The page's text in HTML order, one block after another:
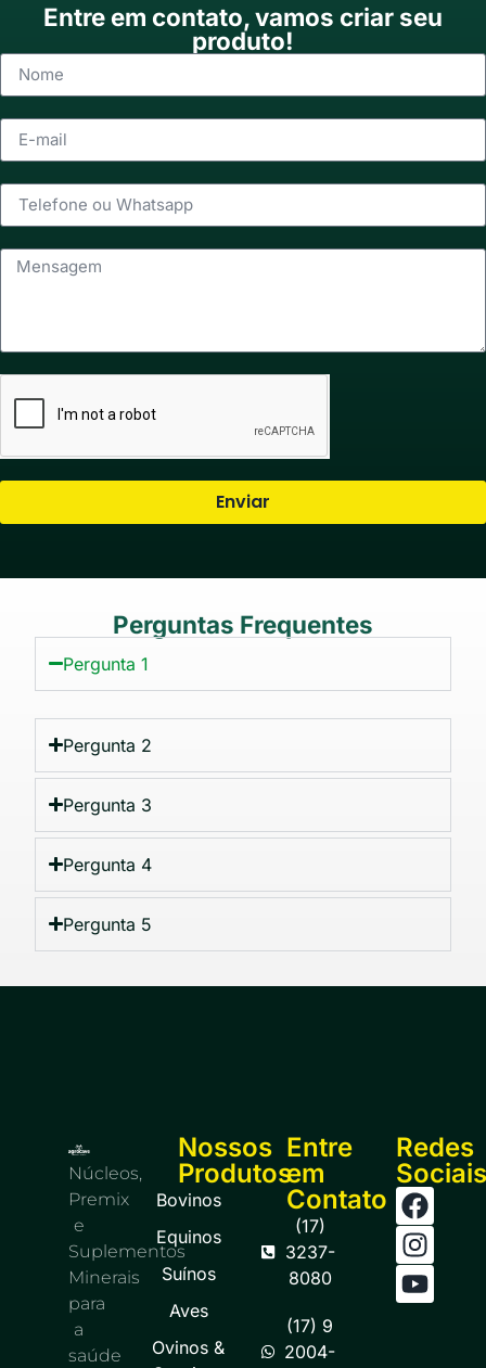
Entre em contato, vamos criar seu
produto!
Enviar
Perguntas Frequentes
Pergunta 1
Pergunta 2
Pergunta 3
Pergunta 4
Pergunta 5
Núcleos,
Premix
e
Suplementos
Minerais
para
a
saúde
Nossos
Produtos
Bovinos
Equinos
Suínos
Aves
Ovinos &
Entre
em
Contato
(17)
3237-
8080
(17) 9
2004-
Redes